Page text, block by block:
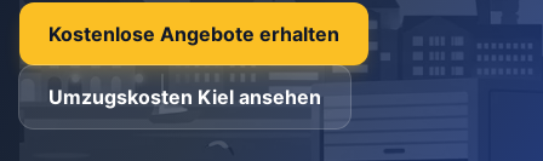
+49 1579 2639409
kostenlos· unverbindlich 100% kostenlos
Kostenlose Angebote erhalten
Umzugskosten Kiel ansehen